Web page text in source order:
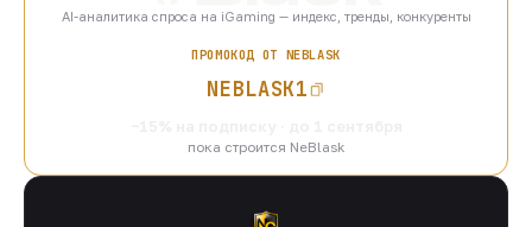
AI-аналитика спроса на iGaming — индекс, тренды, конкуренты
ПРОМОКОД ОТ NEBLASK
NEBLASK1
пока строится NeBlask